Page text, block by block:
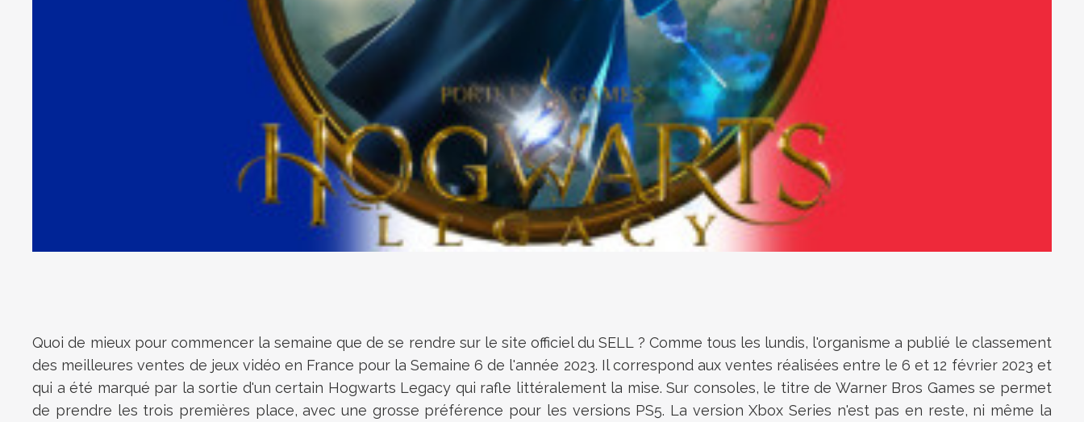
Quoi de mieux pour commencer la semaine que de se rendre sur le site officiel du SELL ? Comme tous les lundis, l'organisme a publié le classement
des meilleures ventes de jeux vidéo en France pour la Semaine 6 de l'année 2023. Il correspond aux ventes réalisées entre le 6 et 12 février 2023 et
qui a été marqué par la sortie d'un certain Hogwarts Legacy qui rafle littéralement la mise. Sur consoles, le titre de Warner Bros Games se permet
de prendre les trois premières place, avec une grosse préférence pour les versions PS5. La version Xbox Series n'est pas en reste, ni même la